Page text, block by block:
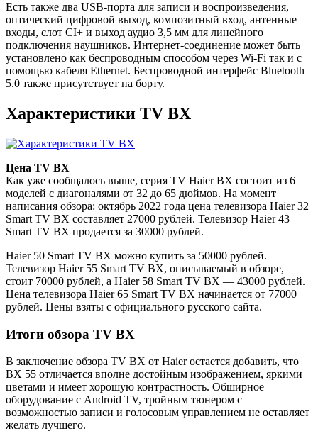
Есть также два USB-порта для записи и воспроизведения,
оптический цифровой выход, композитный вход, антенные
входы, слот CI+ и выход аудио 3,5 мм для линейного
подключения наушников. Интернет-соединение может быть
установлено как беспроводным способом через Wi-Fi так и с
помощью кабеля Ethernet. Беспроводной интерфейс Bluetooth
5.0 также присутствует на борту.
Характеристики TV BX
Цена TV BX
Как уже сообщалось выше, серия TV Haier BX состоит из 6
моделей с диагоналями от 32 до 65 дюймов. На момент
написания обзора: октябрь 2022 года цена телевизора Haier 32
Smart TV BX составляет 27000 рублей. Телевизор Haier 43
Smart TV BX продается за 30000 рублей.
Haier 50 Smart TV BX можно купить за 50000 рублей.
Телевизор Haier 55 Smart TV BX, описываемый в обзоре,
стоит 70000 рублей, а Haier 58 Smart TV BX — 43000 рублей.
Цена телевизора Haier 65 Smart TV BX начинается от 77000
рублей. Цены взяты с официального русского сайта.
Итоги обзора TV BX
В заключение обзора TV BX от Haier остается добавить, что
BX 55 отличается вполне достойным изображением, яркими
цветами и имеет хорошую контрастность. Обширное
оборудование с Android TV, тройным тюнером с
возможностью записи и голосовым управлением не оставляет
желать лучшего.